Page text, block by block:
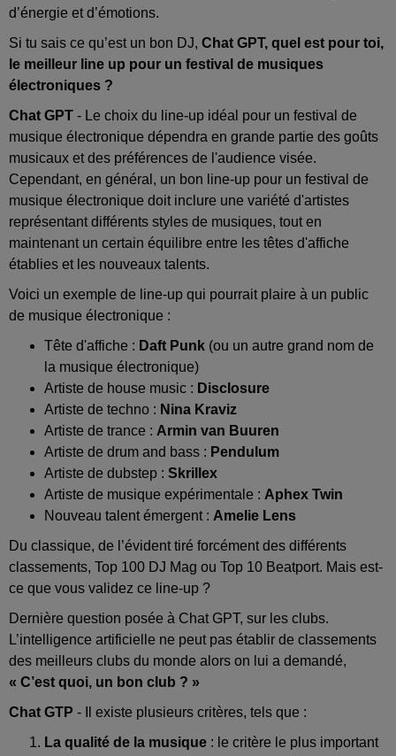
d’énergie et d’émotions.
Si tu sais ce qu’est un bon DJ, Chat GPT, quel est pour toi,
le meilleur line up pour un festival de musiques
électroniques ?
Chat GPT - Le choix du line-up idéal pour un festival de
musique électronique dépendra en grande partie des goûts
musicaux et des préférences de l'audience visée.
Cependant, en général, un bon line-up pour un festival de
musique électronique doit inclure une variété d'artistes
représentant différents styles de musiques, tout en
maintenant un certain équilibre entre les têtes d'affiche
établies et les nouveaux talents.
Voici un exemple de line-up qui pourrait plaire à un public
de musique électronique :
Tête d'affiche : Daft Punk (ou un autre grand nom de
la musique électronique)
Artiste de house music : Disclosure
Artiste de techno : Nina Kraviz
Artiste de trance : Armin van Buuren
Artiste de drum and bass : Pendulum
Artiste de dubstep : Skrillex
Artiste de musique expérimentale : Aphex Twin
Nouveau talent émergent : Amelie Lens
Du classique, de l’évident tiré forcément des différents
classements, Top 100 DJ Mag ou Top 10 Beatport. Mais est-
ce que vous validez ce line-up ?
Dernière question posée à Chat GPT, sur les clubs.
L’intelligence artificielle ne peut pas établir de classements
des meilleurs clubs du monde alors on lui a demandé,
« C’est quoi, un bon club ? »
Chat GTP - Il existe plusieurs critères, tels que :
La qualité de la musique : le critère le plus important